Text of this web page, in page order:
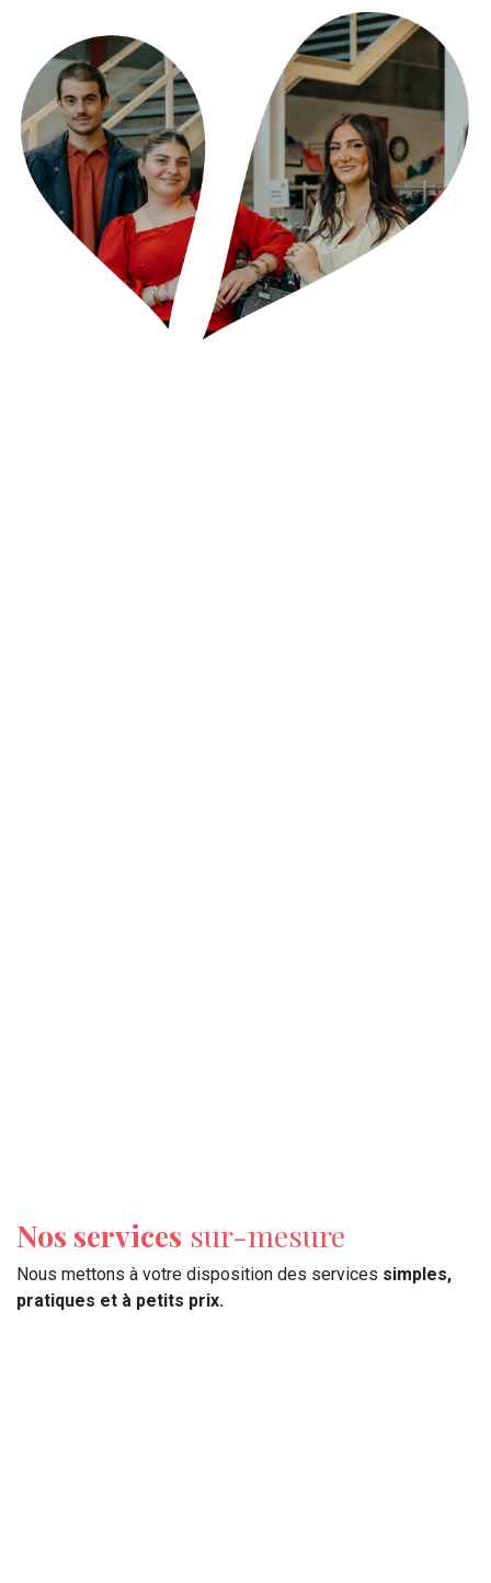
Nos services sur-mesure
Nous mettons à votre disposition des services simples,
pratiques et à petits prix.